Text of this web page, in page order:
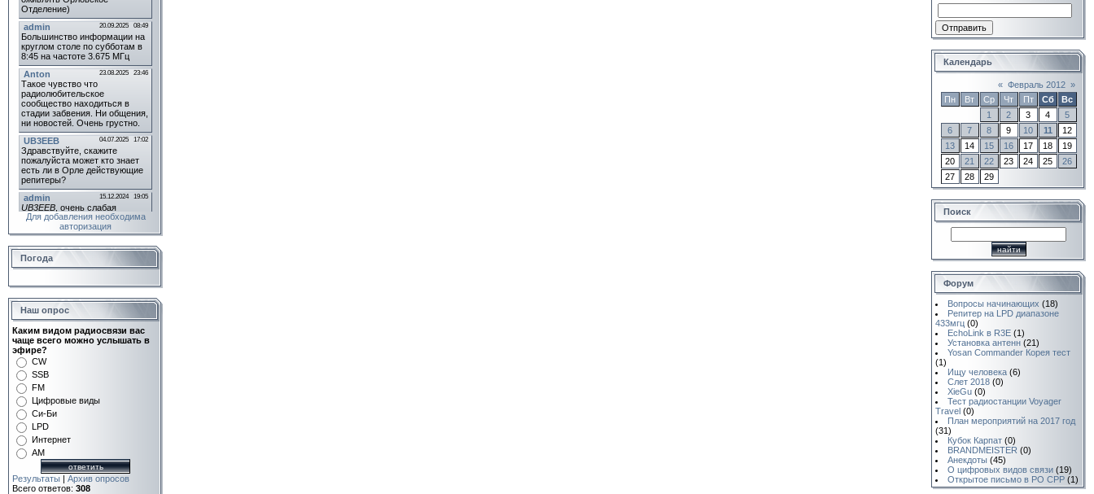
Для добавления необходима
авторизация
Погода
Наш опрос
Каким видом радиосвязи вас
чаще всего можно услышать в
эфире?
CW
SSB
FM
Цифровые виды
Си-Би
LPD
Интернет
AM
Результаты | Архив опросов
Всего ответов: 308
Календарь
« Февраль 2012 »
Пн
Вт Ср Чт Пт Сб
Вс
1
2 3 4
5
6
7 8 9 10 11
12
13
14 15 16 17 18
19
20
21 22 23 24 25
26
27
28 29
Поиск
Форум
Вопросы начинающих (18)
Репитер на LPD диапазоне
433мгц (0)
EchoLink в R3E (1)
Установка антенн (21)
Yosan Commander Корея тест
(1)
Ищу человека (6)
Слет 2018 (0)
XieGu (0)
Тест радиостанции Voyager
Travel (0)
План мероприятий на 2017 год
(31)
Кубок Карпат (0)
BRANDMEISTER (0)
Анекдоты (45)
О цифровых видов связи (19)
Открытое письмо в РО СРР (1)